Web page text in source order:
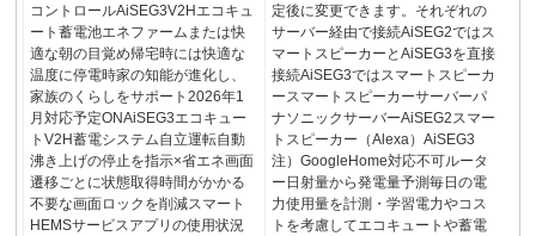
コントロールAiSEG3V2Hエコキュ
ート蓄電池エネファームまたは快
適な朝の目覚め帰宅時には快適な
温度に停電時家の知能が進化し、
家族のくらしをサポート2026年1
月対応予定ONAiSEG3エコキュー
トV2H蓄電システム⾃⽴運転⾃動
沸き上げの停止を指示×省エネ画面
遷移ごとに状態取得時間がかかる
不要な画面ロックを削減スマート
HEMSサービスアプリの使用状況
定後に変更できます。それぞれの
サーバー経由で接続AiSEG2ではス
マートスピーカーとAiSEG3を直接
接続AiSEG3ではスマートスピーカ
ースマートスピーカーサーバーパ
ナソニックサーバーAiSEG2スマー
トスピーカー（Alexa）AiSEG3
注）GoogleHome対応不可ルータ
ー⽇射量から発電量予測毎⽇の電
⼒使用量を計測・学習電⼒やコス
トを考慮してエコキュートや蓄電